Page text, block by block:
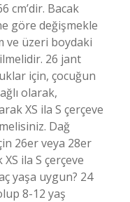
cm’dir. Bacak
göre değişmekle
ve üzeri boydaki
26 jant
için, çocuğun
olarak,
XS ila S çerçeve
Dağ
26er veya 28er
ila S çerçeve
yaşa uygun? 24
8-12 yaş